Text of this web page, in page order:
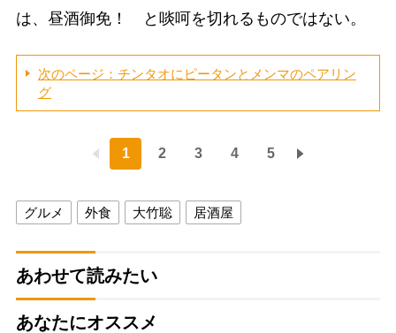
は、昼酒御免！ と啖呵を切れるものではない。
次のページ：チンタオにピータンとメンマのペアリン
グ
1 2 3 4 5
グルメ 外食 大竹聡 居酒屋
あわせて読みたい
あなたにオススメ